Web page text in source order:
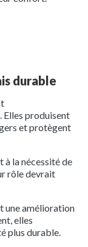
durable
Elles produisent
et protègent
à la nécessité de
rôle devrait
une amélioration
elles
plus durable.